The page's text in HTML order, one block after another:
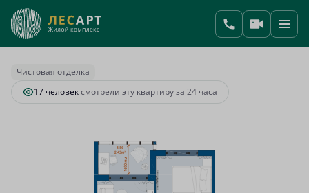
1-комнатная37.54 м 8 677 033 руб.
Ипотека от 36 411 руб.
Чистовая отделка
17 человексмотрели эту квартиру за 24 часа